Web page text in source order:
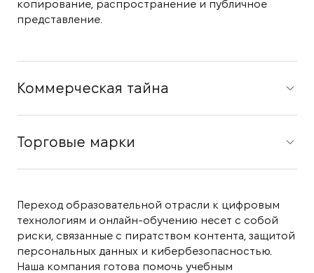
копирование, распространение и публичное
представление.
Коммерческая тайна
Торговые марки
Переход образовательной отрасли к цифровым
технологиям и онлайн-обучению несет с собой
риски, связанные с пиратством контента, защитой
персональных данных и кибербезопасностью.
Наша компания готова помочь учебным